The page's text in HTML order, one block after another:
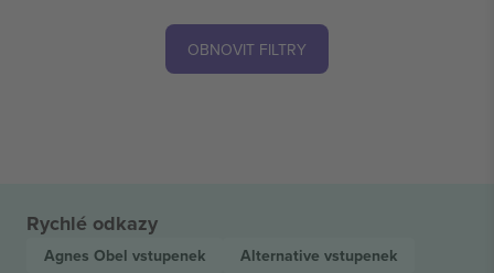
OBNOVIT FILTRY
Rychlé odkazy
Agnes Obel vstupenek Alternative vstupenek